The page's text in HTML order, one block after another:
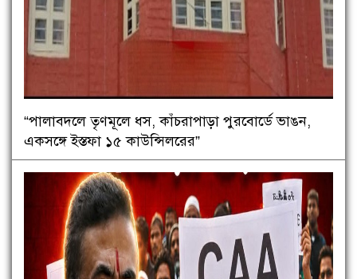
“পালাবদলে তৃণমূলে ধস, কাঁচরাপাড়া পুরবোর্ডে ভাঙন,
একসঙ্গে ইস্তফা ১৫ কাউন্সিলরের”